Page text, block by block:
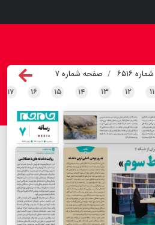
شماره ۶۵۱۶
صفحه شماره ۷
۱۱ ۱۲ ۱۳ ۱۴ ۱۵ ۱۶ ۱۷